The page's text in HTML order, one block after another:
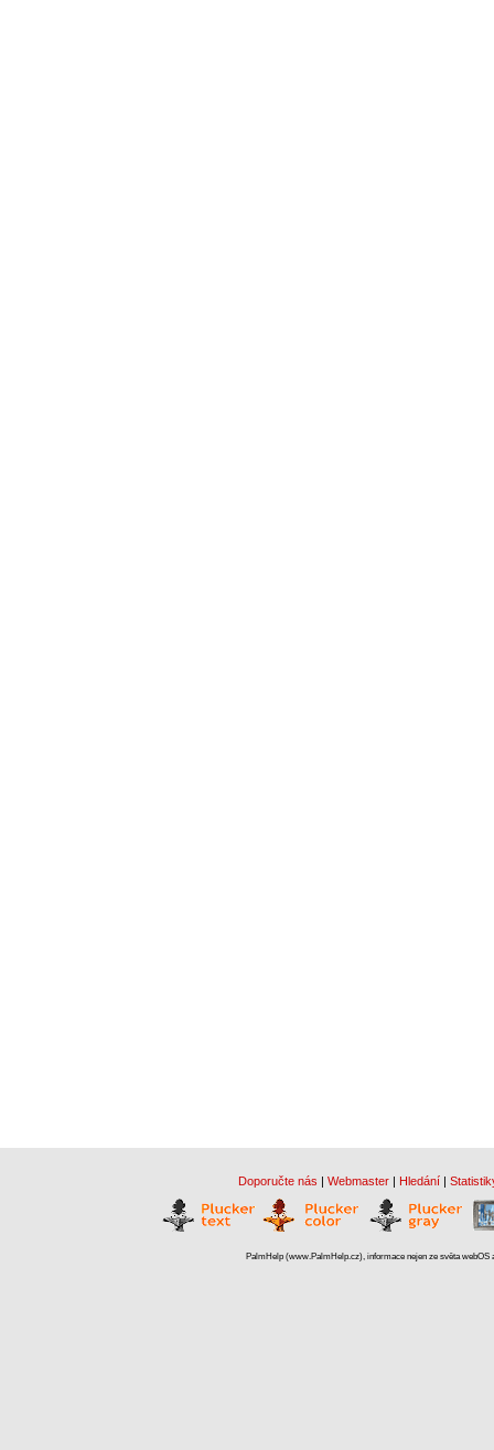
Doporučte nás | Webmaster | Hledání |
PalmHelp (www.PalmHelp.cz), informace nejen ze světa